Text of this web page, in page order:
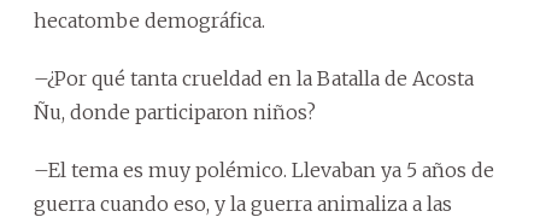
hecatombe demográfica.
–¿Por qué tanta crueldad en la Batalla de Acosta
Ñu, donde participaron niños?
–El tema es muy polémico. Llevaban ya 5 años de
guerra cuando eso, y la guerra animaliza a las